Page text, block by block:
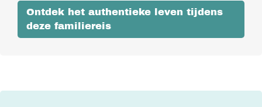
Ontdek het authentieke leven tijdens
deze familiereis